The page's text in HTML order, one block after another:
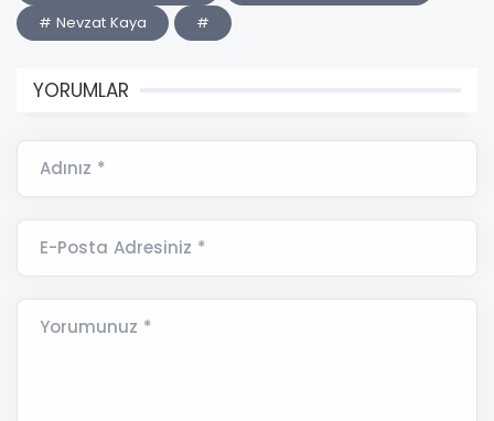
# Nevzat Kaya
#
YORUMLAR
Adınız *
E-Posta Adresiniz *
Yorumunuz *